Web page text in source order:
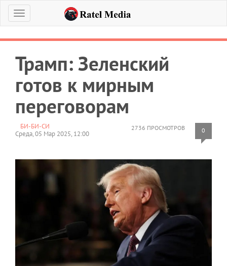
Меню
Трамп: Зеленский
готов к мирным
переговорам
2736 ПРОСМОТРОВ 0
БИ-БИ-СИ
Среда, 05 Мар 2025, 12:00